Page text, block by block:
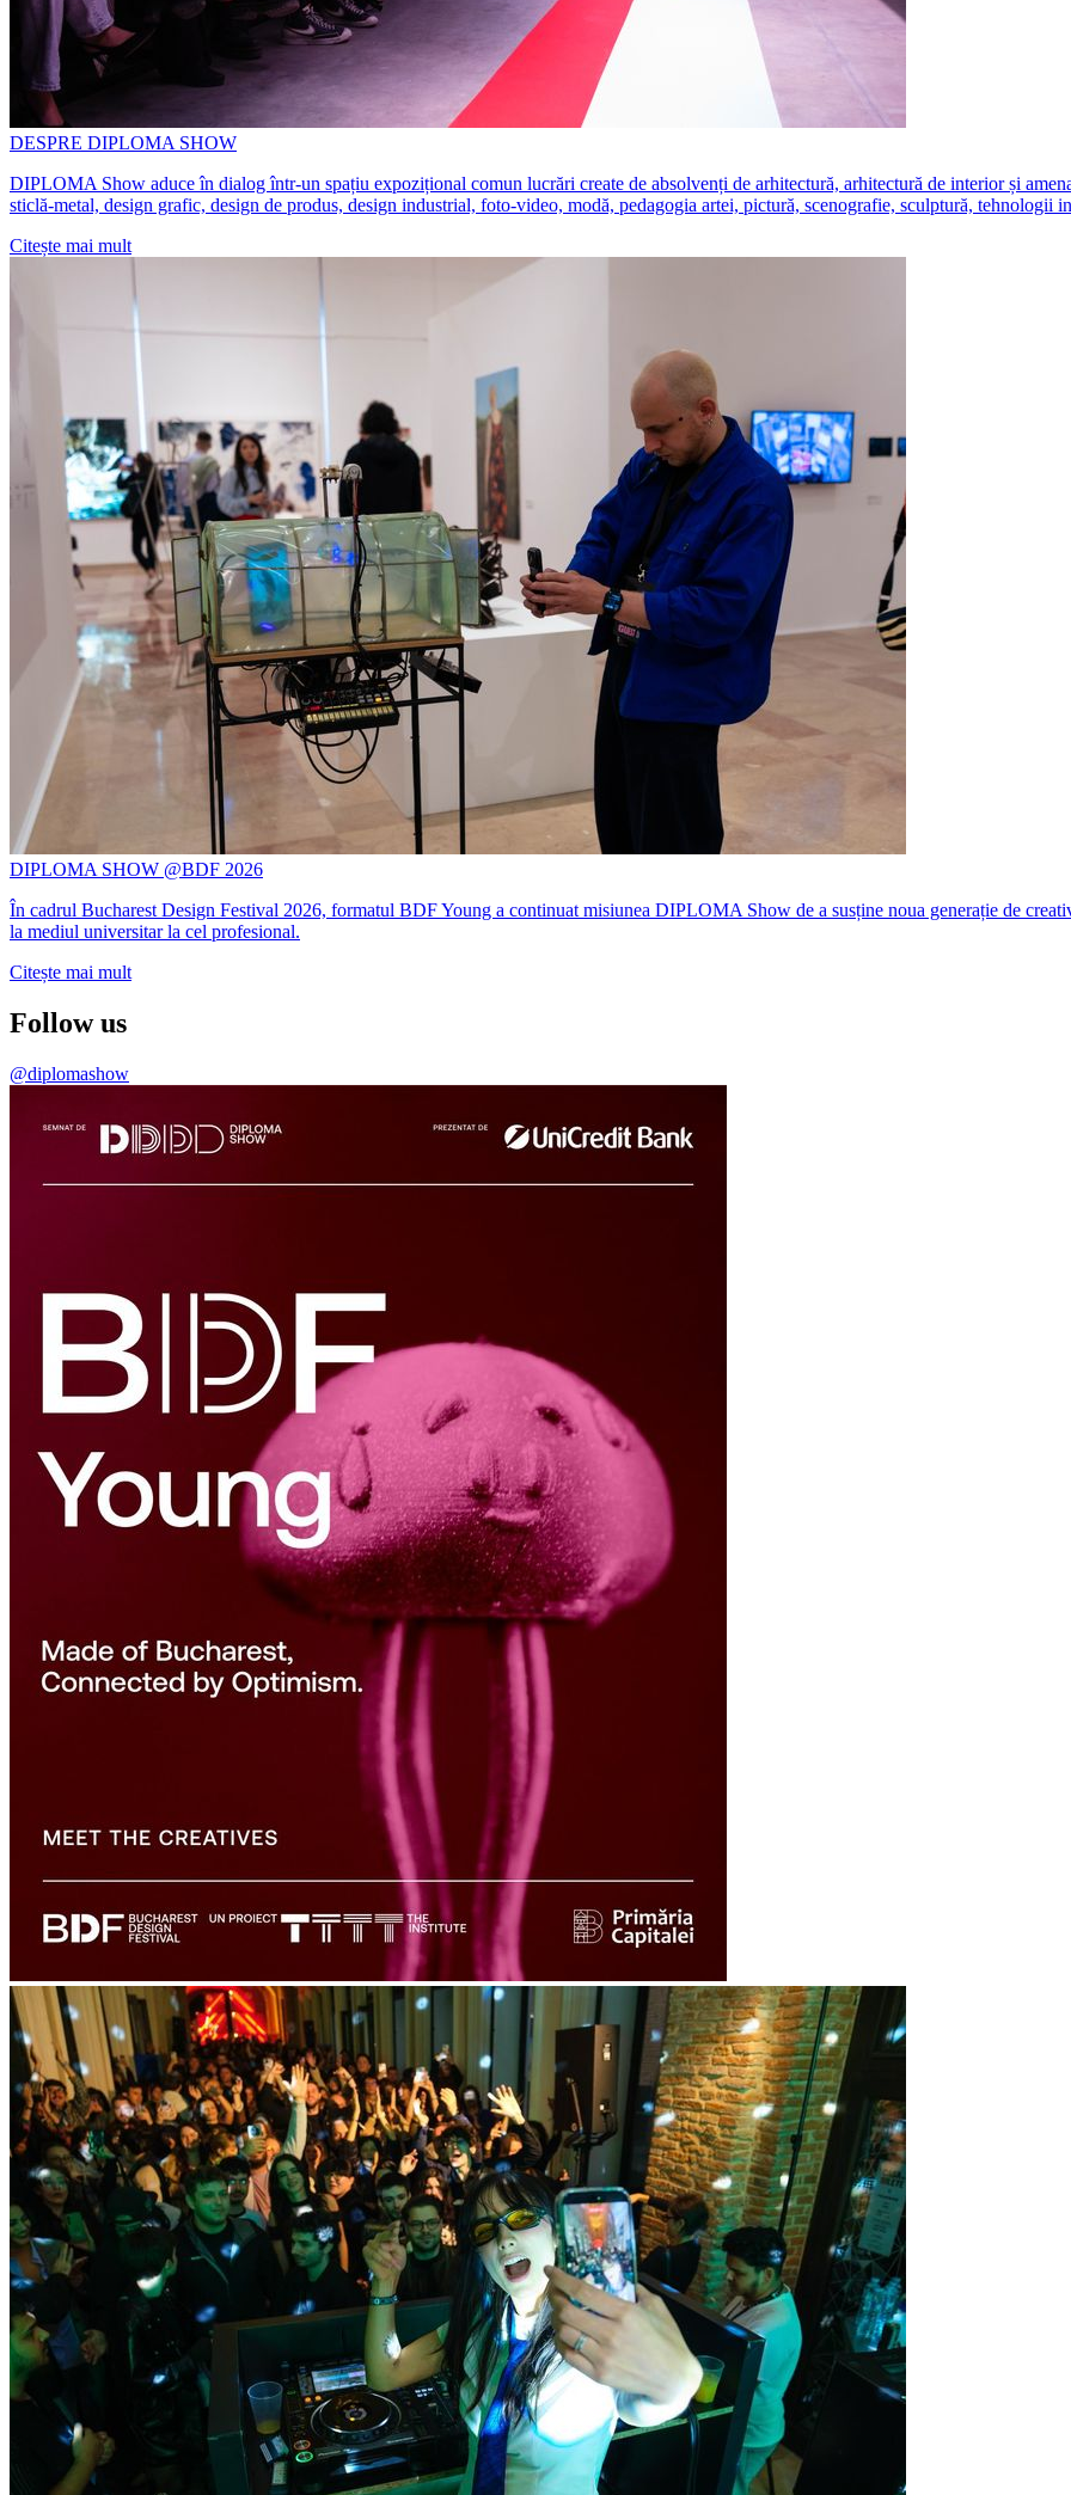
DESPRE DIPLOMA SHOW
DIPLOMA Show aduce în dialog într-un spațiu expozițional comun lucrări create de absolvenți de arhitectură, arhitectură de interior și
sticlă-metal, design grafic, design de produs, design industrial, foto-video, modă, pedagogia artei, pictură, scenografie, sculptură, tehnologii
Citește mai mult
DIPLOMA SHOW @BDF 2026
În cadrul Bucharest Design Festival 2026, formatul BDF Young a continuat misiunea DIPLOMA Show de a susține noua generație de
la mediul universitar la cel profesional.
Citește mai mult
Follow us
@diplomashow